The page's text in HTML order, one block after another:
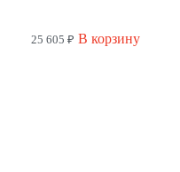
25 605 ₽ В корзину